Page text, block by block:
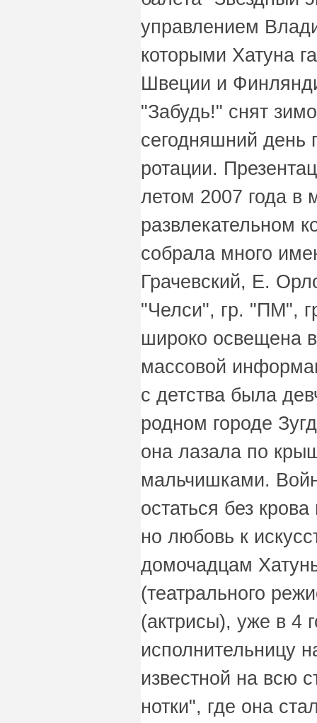
управлением
которыми Хатуна
Швеции и
"Забудь!" снят
сегодняшний день
ротации.
летом 2007 года в
развлекательном
собрала много
Грачевский, Е.
"Челси", гр. "ПМ",
широко освещена
массовой
с детства была
родном городе
она лазала по
мальчишками.
остаться без
но любовь к
домочадцам
(театрального
(актрисы), уже в 4
исполнительницу
известной на всю
нотки", где она